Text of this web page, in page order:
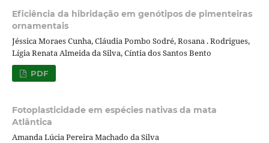
Eficiência da hibridação em genótipos de pimenteiras
ornamentais
Jéssica Moraes Cunha, Cláudia Pombo Sodré, Rosana . Rodrigues,
Lígia Renata Almeida da Silva, Cíntia dos Santos Bento
PDF
Fotoplasticidade em espécies nativas da mata
Atlântica
Amanda Lúcia Pereira Machado da Silva